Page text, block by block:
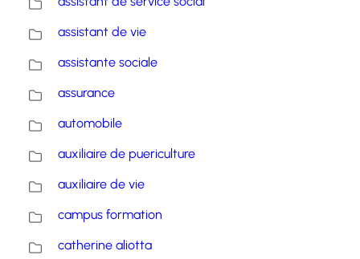
assistant de vie
assistante sociale
assurance
automobile
auxiliaire de puericulture
auxiliaire de vie
campus formation
catherine aliotta